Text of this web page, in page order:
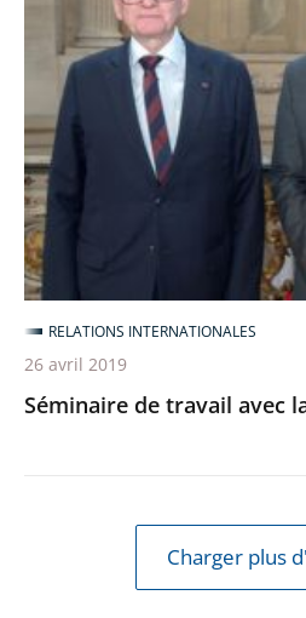
avec
Belgique
Séminaire de travail avec
RELATIONS INTERNATIONALES
26 avril 2019
Charger plus